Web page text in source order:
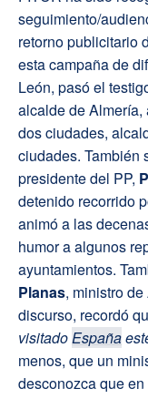
seguimiento/
retorno publicitario
esta campaña de
León, pasó el
alcalde de Almería,
dos ciudades,
ciudades. También
presidente del PP,
detenido recorrido
animó a las
humor a algunos
ayuntamientos.
Planas, ministro
discurso, recordó
visitadoEspaña
menos, que un
desconozca que